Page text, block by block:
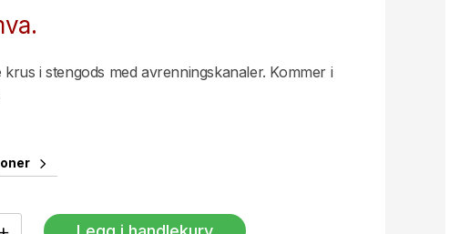
i stengods med avrenningskanaler. Kommer i